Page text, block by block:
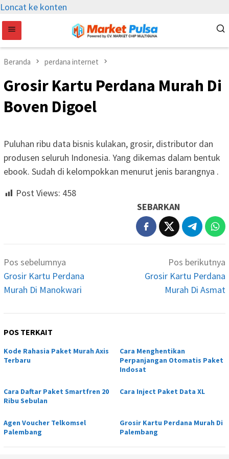
Loncat ke konten
Beranda perdana internet
Grosir Kartu Perdana Murah Di
Boven Digoel
Puluhan ribu data bisnis kulakan, grosir, distributor dan
produsen seluruh Indonesia. Yang dikemas dalam bentuk
ebook. Sudah di kelompokkan menurut jenis barangnya .
Post Views: 458
SEBARKAN
Navigasi
pos
Pos sebelumnya
Grosir Kartu Perdana
Murah Di Manokwari
Pos berikutnya
Grosir Kartu Perdana
Murah Di Asmat
POS TERKAIT
Kode Rahasia Paket Murah Axis
Terbaru
Cara Menghentikan
Perpanjangan Otomatis Paket
Indosat
Cara Daftar Paket Smartfren 20
Ribu Sebulan
Cara Inject Paket Data XL
Agen Voucher Telkomsel
Palembang
Grosir Kartu Perdana Murah Di
Palembang